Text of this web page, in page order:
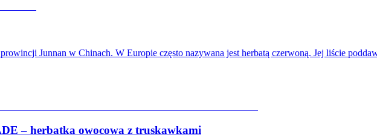
Junnan w Chinach. W Europie często nazywana jest herbatą czerwoną. Jej liście
– herbatka owocowa z truskawkami